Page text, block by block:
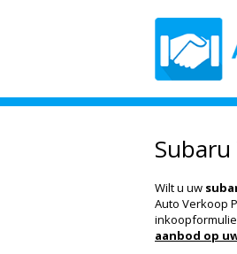
Wilt u uw
Auto Verkoop
aanbod op